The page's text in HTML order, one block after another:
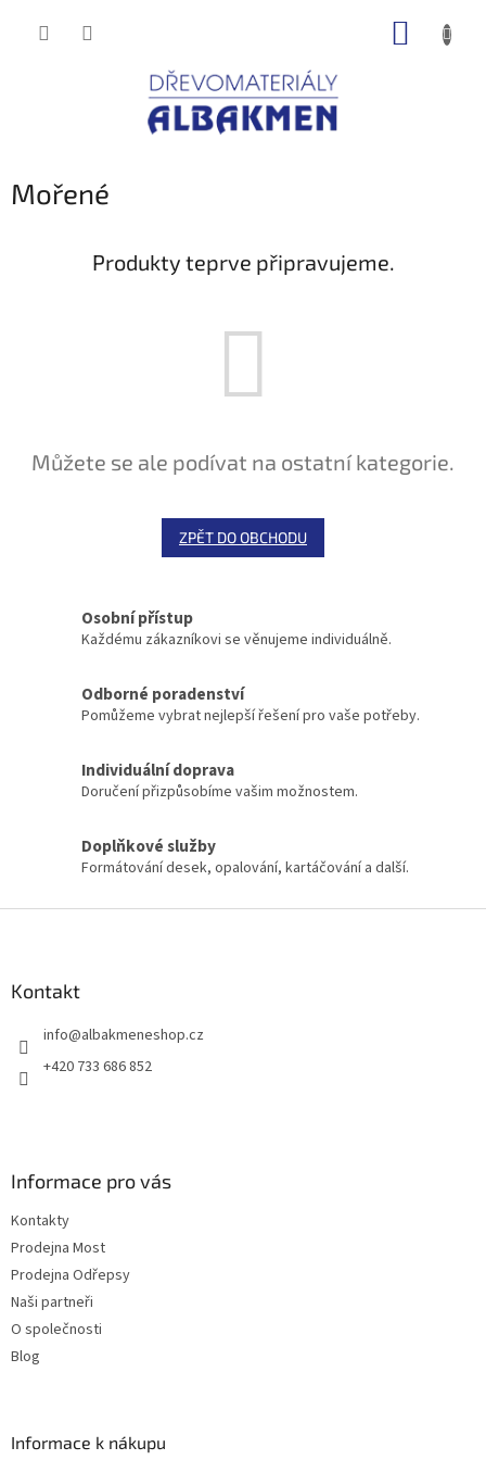
Mořené
Produkty teprve připravujeme.
Můžete se ale podívat na ostatní kategorie.
ZPĚT DO OBCHODU
Osobní přístup
Každému zákazníkovi se věnujeme individuálně.
Odborné poradenství
Pomůžeme vybrat nejlepší řešení pro vaše potřeby.
Individuální doprava
Doručení přizpůsobíme vašim možnostem.
Doplňkové služby
Formátování desek, opalování, kartáčování a další.
Kontakt
info@albakmeneshop.cz
+420 733 686 852
Informace pro vás
Kontakty
Prodejna Most
Prodejna Odřepsy
Naši partneři
O společnosti
Blog
Informace k nákupu